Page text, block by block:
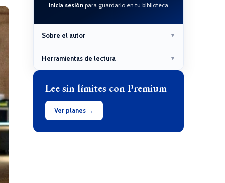
Inicia sesión para guardarlo en tu biblioteca
Sobre el autor ▼
Herramientas de lectura ▼
Lee sin límites con Premium
Ver planes →